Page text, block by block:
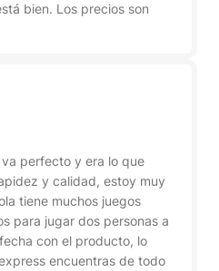
bien. Los precios son
perfecto y era lo que
y calidad, estoy muy
tiene muchos juegos
para jugar dos personas a
con el producto, lo
encuentras de todo